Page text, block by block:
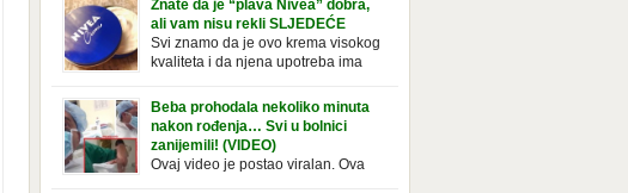
Znate da je “plava Nivea” dobra,
ali vam nisu rekli SLJEDEĆE
Svi znamo da je ovo krema visokog
kvaliteta i da njena upotreba ima
sljedeće o njoj. Nivea krema u klasičnoj, plavoj
kutiji, prepoznatljivog mirisa i jednostavne
formule, jeste nezamenljiv inventar u kupatilima i
muškaraca i žena. Mnogi ljudi se ne odvajaju od
nje, pa je čak nose sa […]
Beba prohodala nekoliko minuta
nakon rođenja… Svi u bolnici
zanijemili! (VIDEO)
Ovaj video je postao viralan. Ova